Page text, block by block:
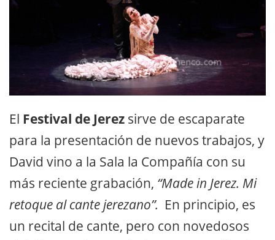
El Festival de Jerez sirve de escaparate
para la presentación de nuevos trabajos, y
David vino a la Sala la Compañía con su
más reciente grabación, “Made in Jerez. Mi
retoque al cante jerezano”. En principio, es
un recital de cante, pero con novedosos